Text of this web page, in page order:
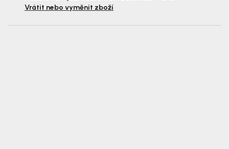
Vrátit nebo vyměnit zboží